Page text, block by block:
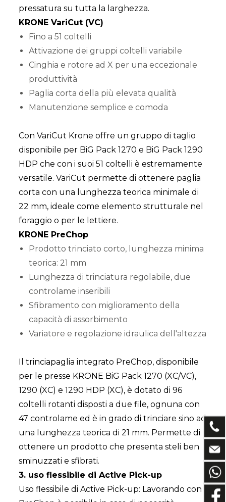
pressatura su tutta la larghezza.
KRONE VariCut (VC)
Fino a 51 coltelli
Attivazione dei gruppi coltelli variabile
Cinghia e rotore ad X per una eccezionale
produttività
Paglia corta della più elevata qualità
Manutenzione semplice e comoda
Con VariCut Krone offre un gruppo di taglio
disponibile per BiG Pack 1270 e BiG Pack 1290
HDP che con i suoi 51 coltelli è estremamente
versatile. VariCut permette di ottenere paglia
corta con una lunghezza teorica minimale di
22 mm, ideale come elemento strutturale nel
foraggio o per le lettiere.
KRONE PreChop
Prodotto trinciato corto, lunghezza minima
teorica: 21 mm
Lunghezza di trinciatura regolabile, due
controlame inseribili
Sfibramento con miglioramento della
capacità di assorbimento
Variatore e regolazione idraulica dell'altezza
Il trinciapaglia integrato PreChop, disponibile
per le presse KRONE BiG Pack 1270 (XC/VC),
1290 (XC) e 1290 HDP (XC), è dotato di 96
coltelli rotanti disposti a due file, ognuna con
47 controlame ed è in grado di trinciare sino ad
una lunghezza teorica di 21 mm. Permette di
ottenere un prodotto che presenta steli ben
sminuzzati e sfibrati.
3. uso flessibile di Active Pick-up
Uso flessibile di Active Pick-up: Lavorando con